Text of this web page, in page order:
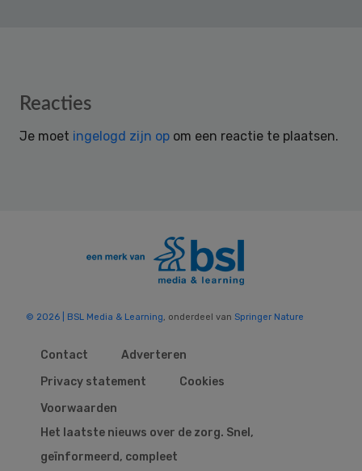
Reader
Reacties
Je moet ingelogd zijn op om een reactie te plaatsen.
© 2026 | BSL Media & Learning, onderdeel van Springer Nature
Contact
Adverteren
Privacy statement
Cookies
Voorwaarden
Het laatste nieuws over de zorg. Snel,
geïnformeerd, compleet